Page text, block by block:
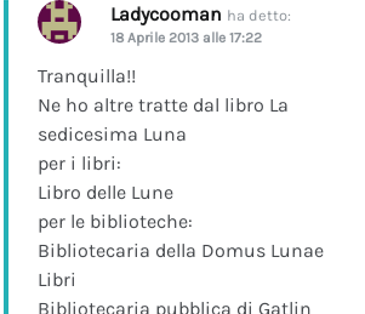
Ladycooman ha detto:
18 Aprile 2013 alle 17:22
Tranquilla!!
Ne ho altre tratte dal libro La
sedicesima Luna
per i libri:
Libro delle Lune
per le biblioteche:
Bibliotecaria della Domus Lunae
Libri
Bibliotecaria pubblica di Gatlin